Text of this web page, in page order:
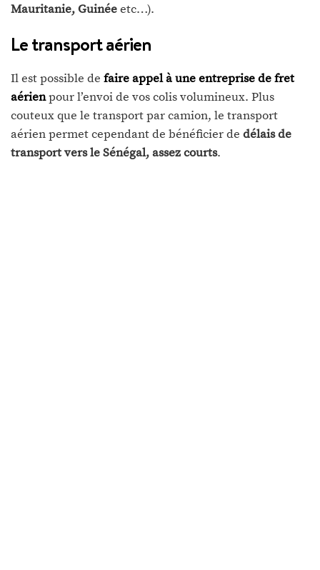
Mauritanie, Guinéeetc…).
Le transport aérien
Il est possible de faire appel à une entreprise de fret
aérienpour l’envoi de vos colis volumineux. Plus
couteux que le transport par camion, le transport
aérien permet cependant de bénéficier de délais de
transport vers le Sénégal, assez courts.